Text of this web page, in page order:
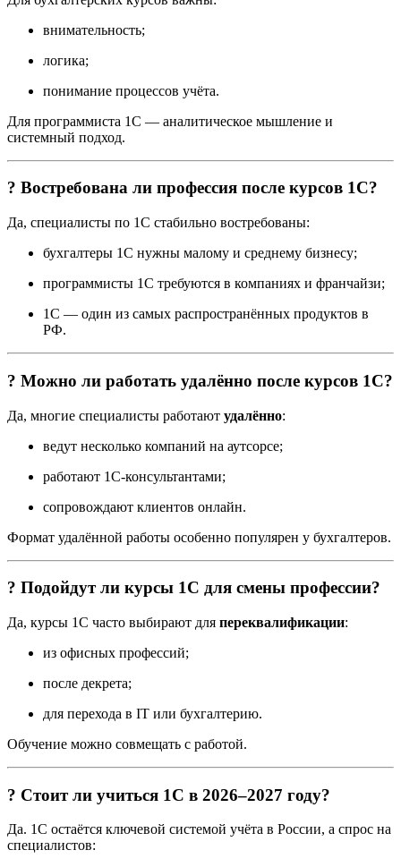
внимательность;
логика;
понимание процессов учёта.
Для программиста 1С — аналитическое мышление и
системный подход.
? Востребована ли профессия после курсов 1С?
Да, специалисты по 1С стабильно востребованы:
бухгалтеры 1С нужны малому и среднему бизнесу;
программисты 1С требуются в компаниях и франчайзи;
1С — один из самых распространённых продуктов в
РФ.
? Можно ли работать удалённо после курсов 1С?
Да, многие специалисты работают удалённо:
ведут несколько компаний на аутсорсе;
работают 1С-консультантами;
сопровождают клиентов онлайн.
Формат удалённой работы особенно популярен у бухгалтеров.
? Подойдут ли курсы 1С для смены профессии?
Да, курсы 1С часто выбирают для переквалификации:
из офисных профессий;
после декрета;
для перехода в IT или бухгалтерию.
Обучение можно совмещать с работой.
? Стоит ли учиться 1С в 2026–2027 году?
Да. 1С остаётся ключевой системой учёта в России, а спрос на
специалистов: